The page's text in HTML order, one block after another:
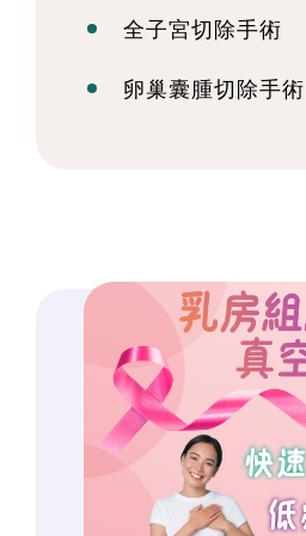
全子宮切除手術
卵巢囊腫切除手術